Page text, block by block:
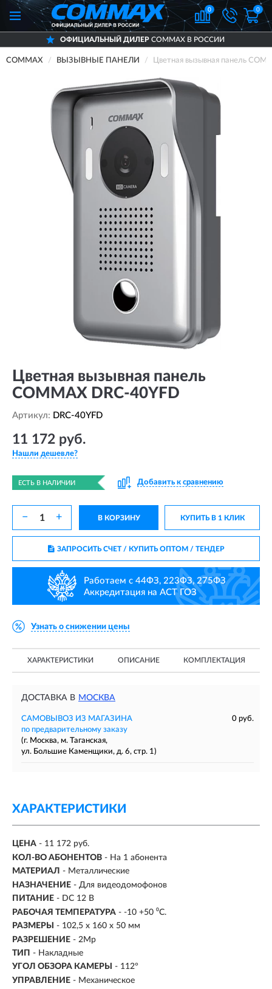
0 0
ОФИЦИАЛЬНЫЙ ДИЛЕР COMMAX В РОССИИ
COMMAX ВЫЗЫВНЫЕ ПАНЕЛИ Цветная вызывная панель
Цветная вызывная панель
COMMAX DRC-40YFD
Артикул: DRC-40YFD
11 172 руб.
Нашли дешевле?
ЕСТЬ В НАЛИЧИИ Добавить к сравнению
− + В КОРЗИНУ КУПИТЬ В 1 КЛИК
ЗАПРОСИТЬ СЧЕТ / КУПИТЬ ОПТОМ/ ТЕНДЕР
Работаем с 44ФЗ, 223ФЗ, 275ФЗ
Аккредитация на АСТ ГОЗ
Узнать о снижении цены
ХАРАКТЕРИСТИКИ ОПИСАНИЕ КОМПЛЕКТАЦИЯ
ДОСТАВКА В МОСКВА
САМОВЫВОЗ ИЗ МАГАЗИНА
0 руб.
по предварительному заказу
(г. Москва, м. Таганская,
ул. Большие Каменщики, д. 6, стр. 1)
ХАРАКТЕРИСТИКИ
ЦЕНА - 11 172 руб.
КОЛ-ВО АБОНЕНТОВ - На 1 абонента
МАТЕРИАЛ - Металлические
НАЗНАЧЕНИЕ - Для видеодомофонов
ПИТАНИЕ - DC 12 В
РАБОЧАЯ ТЕМПЕРАТУРА - -10 +50 ⁰C.
РАЗМЕРЫ
- 102,5 х 160 х 50 мм
РАЗРЕШЕНИЕ - 2Mp
ТИП - Накладные
УГОЛ ОБЗОРА КАМЕРЫ
- 112°
УПРАВЛЕНИЕ - Механическое